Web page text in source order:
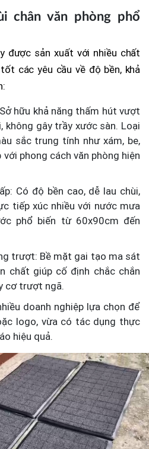
chân văn phòng phổ
được sản xuất với nhiều chất
các yêu cầu về độ bền, khả
hữu khả năng thấm hút vượt
không gây trầy xước sàn. Loại
sắc trung tính như xám, be,
với phong cách văn phòng hiện
Có độ bền cao, dễ lau chùi,
tiếp xúc nhiều với nước mưa
phổ biến từ 60x90cm đến
trượt: Bề mặt gai tạo ma sát
chất giúp cố định chắc chắn
cơ trượt ngã.
doanh nghiệp lựa chọn để
logo, vừa có tác dụng thực
hiệu quả.